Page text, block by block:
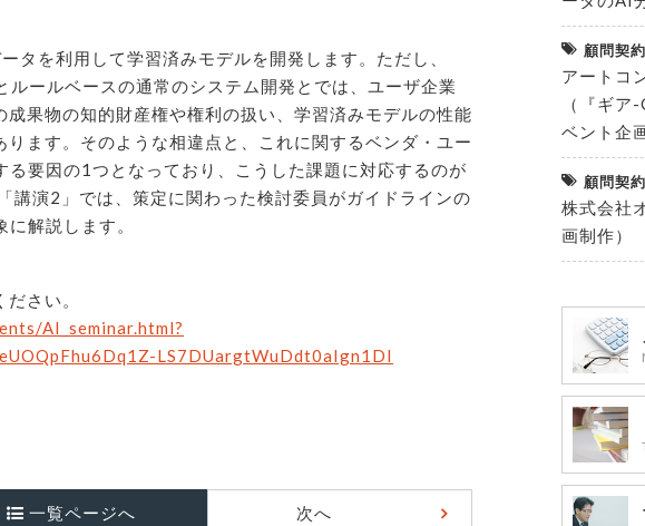
タを利用して学習済みモデルを開発します。ただし、
ールベースの通常のシステム開発とでは、ユーザ企業
果物の知的財産権や権利の扱い、学習済みモデルの性能
ます。そのような相違点と、これに関するベンダ・ユー
要因の1つとなっており、こうした課題に対応するのが
講演2」では、策定に関わった検討委員がガイドラインの
解説します。
さい。
AI_seminar.html?
LS7DUargtWuDdt0aIgn1DI
一覧ページへ 次へ
顧問契
アートコ
（『ギア
ベント企
顧問契
株式会社
画制作）